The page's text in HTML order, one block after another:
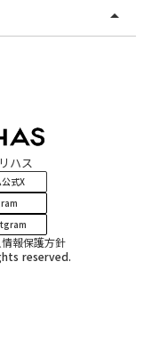
arrow_drop_up
ハス
式X
報保護方針
reserved.